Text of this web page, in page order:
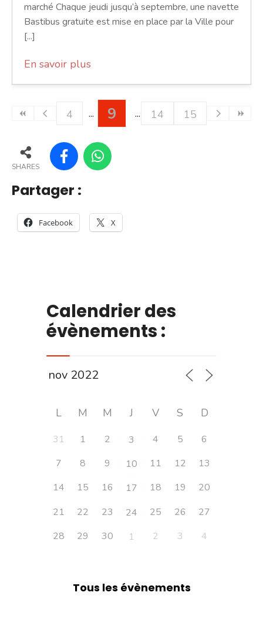
marché Chaque jeudi jusqu’à septembre, une navette
Bastibus gratuite est mise en place par la Ville pour
[...]
En savoir plus
4 9 14 15
SHARES
Partager :
Facebook X
Calendrier des
évènements :
L M M J V S D
31 1 2 3 4 5
6
7
8 9 10 11 12
13
14
15 16 17 18 19
20
21
22 23 24 25 26
27
28
29 30 1 2 3 4
Tous les évènements